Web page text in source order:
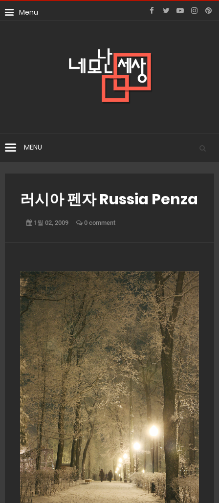
러시아 펜자 Russia Penza
1월 02, 2009 0 comment